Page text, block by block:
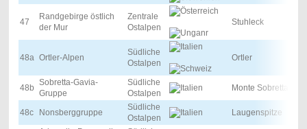
47
Randgebirge östlich
der Mur
Zentrale
Ostalpen
Stuhleck
48a Ortler-Alpen
Südliche
Ostalpen
Ortler
48b
Sobretta-Gavia-
Gruppe
Südliche
Ostalpen
Monte Sobretta
48c Nonsberggruppe
Südliche
Ostalpen
Laugenspitze